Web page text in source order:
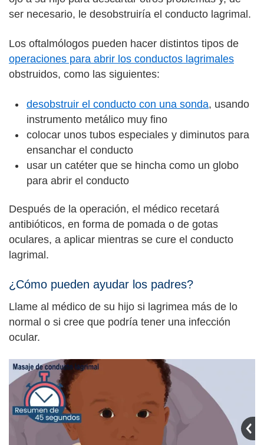
ser necesario, le desobstruiría el conducto lagrimal.
Los oftalmólogos pueden hacer distintos tipos de
operaciones para abrir los conductos lagrimales
obstruidos, como las siguientes:
desobstruir el conducto con una sonda, usando
instrumento metálico muy fino
colocar unos tubos especiales y diminutos para
ensanchar el conducto
usar un catéter que se hincha como un globo
para abrir el conducto
Después de la operación, el médico recetará
antibióticos, en forma de pomada o de gotas
oculares, a aplicar mientras se cure el conducto
lagrimal.
¿Cómo pueden ayudar los padres?
Llame al médico de su hijo si lagrimea más de lo
normal o si cree que podría tener una infección
ocular.